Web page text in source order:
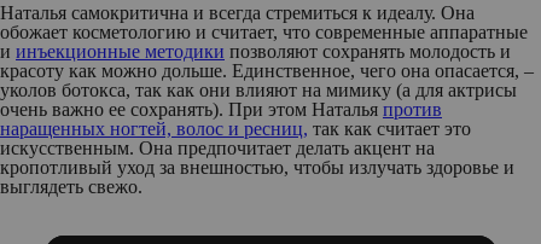
Наталья самокритична и всегда стремиться к идеалу. Она
обожает косметологию и считает, что современные аппаратные
и инъекционные методики позволяют сохранять молодость и
красоту как можно дольше. Единственное, чего она опасается, –
уколов ботокса, так как они влияют на мимику (а для актрисы
очень важно ее сохранять). При этом Наталья против
наращенных ногтей, волос и ресниц, так как считает это
искусственным. Она предпочитает делать акцент на
кропотливый уход за внешностью, чтобы излучать здоровье и
выглядеть свежо.